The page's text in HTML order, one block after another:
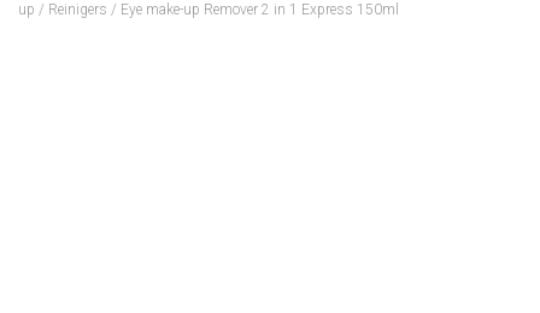
up / Reinigers / Eye make-up Remover 2 in 1 Express 150ml